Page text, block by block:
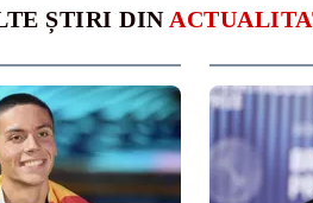
ȘTIRI DIN